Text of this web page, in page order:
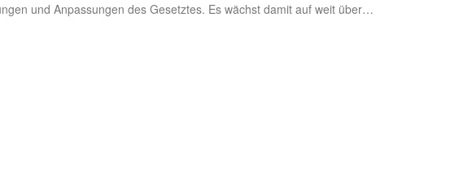
und Anpas­sun­gen des Gesetz­tes. Es wächst damit auf weit über…